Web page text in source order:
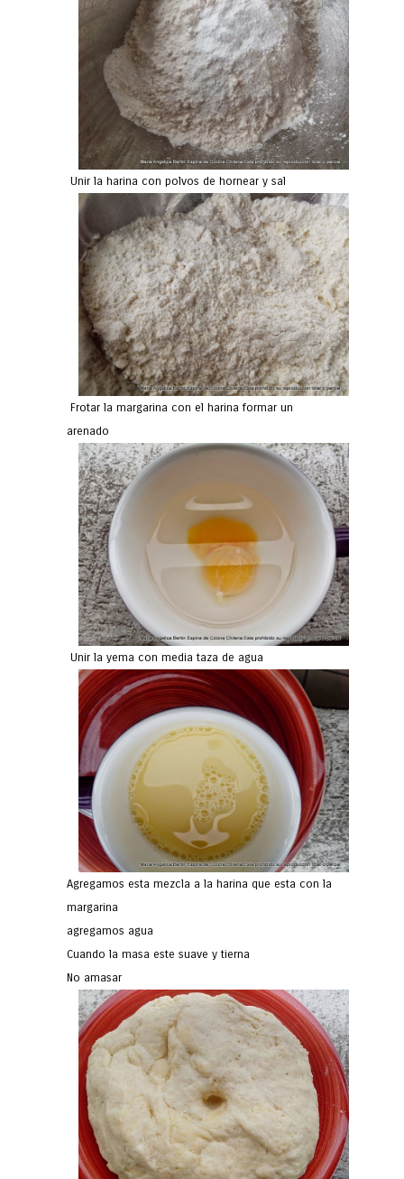
Unir la harina con polvos de hornear y sal
Frotar la margarina con el harina formar un
arenado
Unir la yema con media taza de agua
Agregamos esta mezcla a la harina que esta con la
margarina
agregamos agua
Cuando la masa este suave y tierna
No amasar